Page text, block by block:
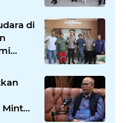
di
Minta